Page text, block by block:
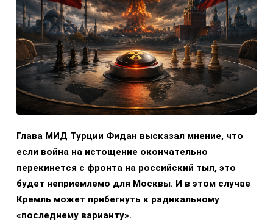
Глава МИД Турции Фидан высказал мнение, что
если война на истощение окончательно
перекинется с фронта на российский тыл, это
будет неприемлемо для Москвы. И в этом случае
Кремль может прибегнуть к радикальному
«последнему варианту».